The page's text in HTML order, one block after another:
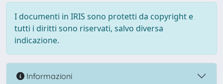
I documenti in IRIS sono protetti da copyright e
tutti i diritti sono riservati, salvo diversa
indicazione.
Informazioni